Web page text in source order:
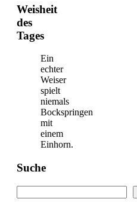
Weisheit
des
Tages
Ein
echter
Weiser
spielt
niemals
Bockspringen
mit
einem
Einhorn.
Suche